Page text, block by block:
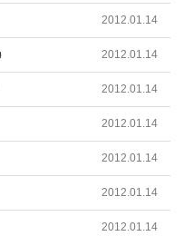
2012.01.14
2012.01.14
2012.01.14
2012.01.14
2012.01.14
2012.01.14
2012.01.14